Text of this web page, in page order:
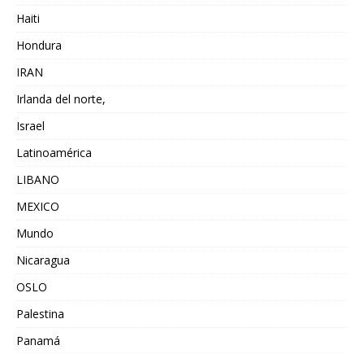
Haiti
Hondura
IRAN
Irlanda del norte,
Israel
Latinoamérica
LIBANO
MEXICO
Mundo
Nicaragua
OSLO
Palestina
Panamá